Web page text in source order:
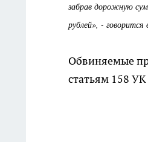
забрав дорожную
рублей», -
Обвиняемые
статьям 158